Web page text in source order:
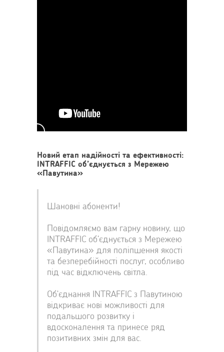
Новий етап надійності та ефективності:
INTRAFFIC об’єднується з Мережею
«Павутина»
Шановні абоненти!
Повідомляємо вам гарну новину, що
INTRAFFIC об’єднується з Мережею
«Павутина» для поліпшення якості
та безперебійності послуг, особливо
під час відключень світла.
Об'єднання INTRAFFIC з Павутиною
відкриває нові можливості для
подальшого розвитку і
вдосконалення та принесе ряд
позитивних змін для вас.